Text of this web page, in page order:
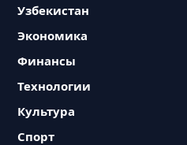
Узбекистан
Экономика
Финансы
Технологии
Культура
Спорт